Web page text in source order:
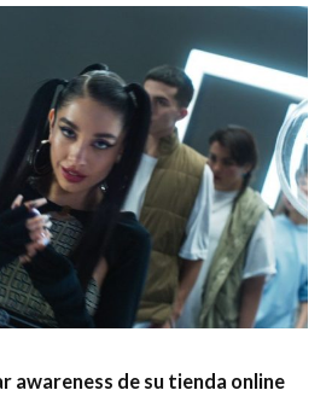
awareness de su tienda online